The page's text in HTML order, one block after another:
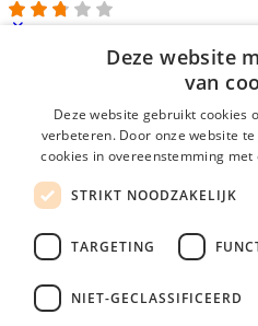
Inloggen als bedrijf
E-mail*
Wachtwoord
login gegevens onthouden
login
Bedrijf aanmelden
Deze website
van
Deze website gebruikt cookies
verbeteren. Door onze website
cookies in overeenstemming met
STRIKT NOODZAKELIJK
TARGETING
NIET-GECLASSIFICEERD